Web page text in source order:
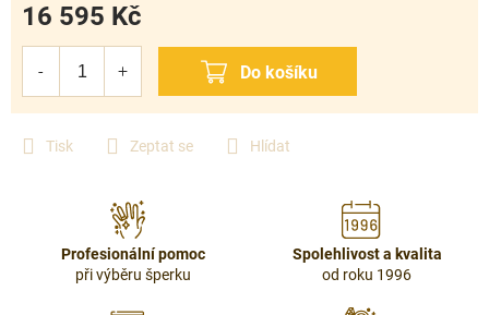
Tisk Zeptat se Hlídat
16 595 Kč
Profesionální pomoc
při výběru šperku
Spolehlivost a kvalita
od roku 1996